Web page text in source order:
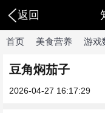
返回
首页 美食营养 游戏
豆角焖茄子
2026-04-27 16:17:29